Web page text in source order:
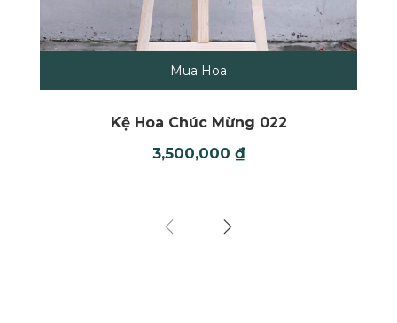
Mua Hoa
Kệ Hoa Chúc Mừng 022
3,500,000 ₫